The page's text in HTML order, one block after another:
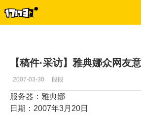
【稿件·采访】雅典娜众网友
2007-03-30 段段
服务器：雅典娜
日期：2007年3月20日